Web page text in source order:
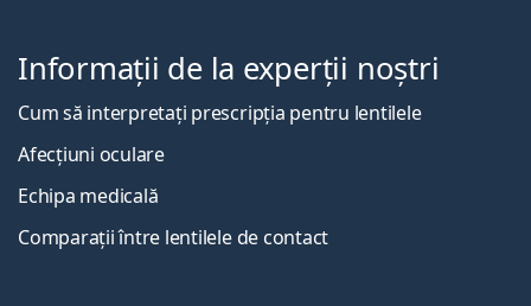
Informații de la experții noștri
Cum să interpretați prescripția pentru lentilele
Afecțiuni oculare
Echipa medicală
Comparații între lentilele de contact